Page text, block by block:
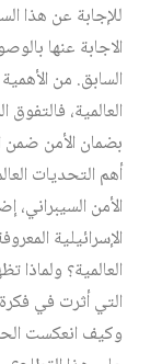
للإجابة عن هذا
الاجابة عنها
السابق. من
العالمية،
بضمان الأمن ضمن
أهم التحديات
الأمن السيبراني،
الإسرائيلية
التي أثرت في